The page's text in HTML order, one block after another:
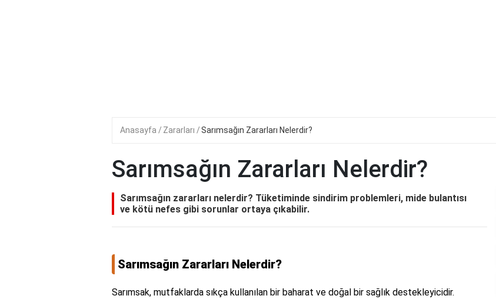
Anasayfa Zararları Sarımsağın Zararları Nelerdir?
Sarımsağın Zararları Nelerdir?
Sarımsağın zararları nelerdir? Tüketiminde sindirim problemleri, mide bulantısı
ve kötü nefes gibi sorunlar ortaya çıkabilir.
Sarımsağın Zararları Nelerdir?
Sarımsak, mutfaklarda sıkça kullanılan bir baharat ve doğal bir sağlık destekleyicidir.